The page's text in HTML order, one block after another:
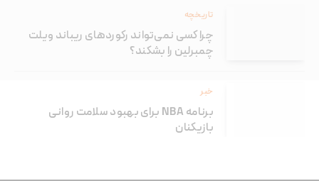
تاریخچه
چرا کسی نمی‌تواند رکوردهای ریباند ویلت
چمبرلین را بشکند؟
خبر
برنامه NBA برای بهبود سلامت روانی
بازیکنان